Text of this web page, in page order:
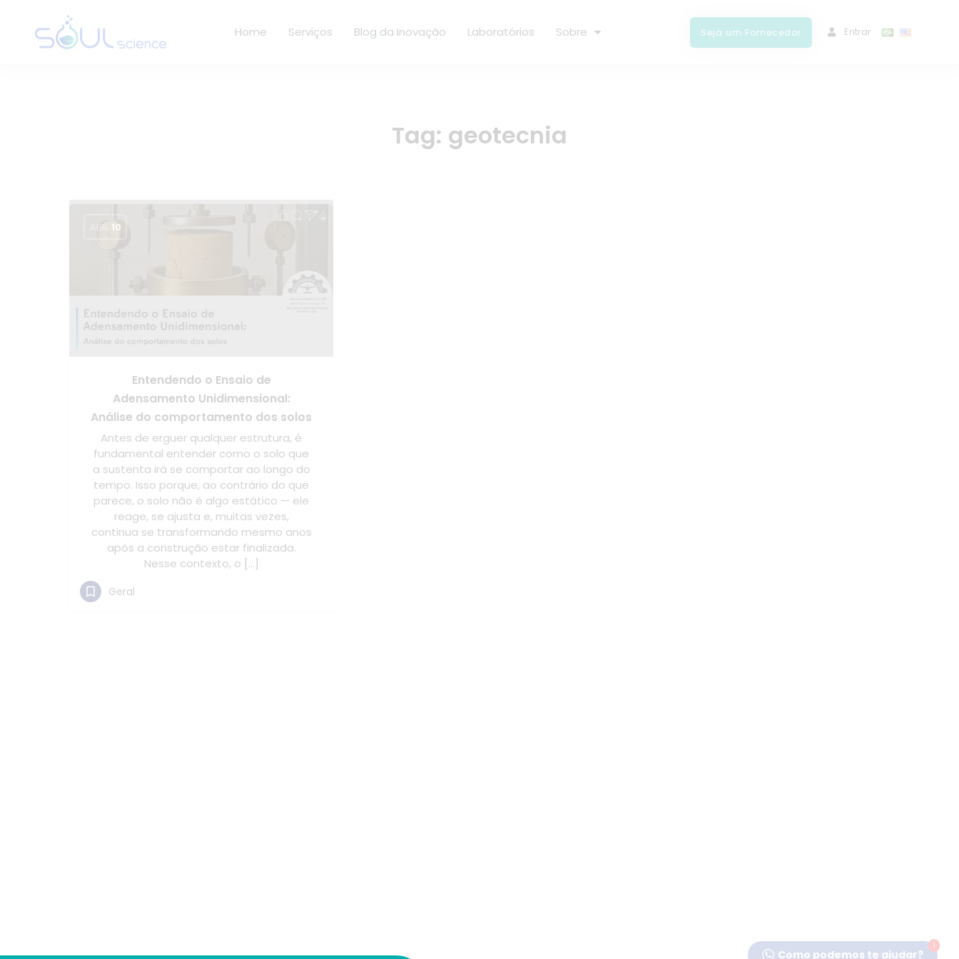
Home Serviços Blog da Inovação Laboratórios Sobre Seja um Fornecedor ﾠEntrar
Tag: geotecnia
ABR 10
Entendendo o Ensaio de
Adensamento Unidimensional:
Análise do comportamento dos solos
Antes de erguer qualquer estrutura, é
fundamental entender como o solo que
a sustenta irá se comportar ao longo do
tempo. Isso porque, ao contrário do que
parece, o solo não é algo estático — ele
reage, se ajusta e, muitas vezes,
continua se transformando mesmo anos
após a construção estar finalizada.
Nesse contexto, o […]
Geral
Como podemos te ajudar?
1